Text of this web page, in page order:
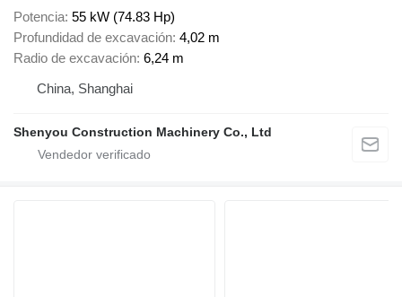
Potencia 55 kW (74.83 Hp)
Profundidad de excavación 4,02 m
Radio de excavación 6,24 m
China, Shanghai
Shenyou Construction Machinery Co., Ltd